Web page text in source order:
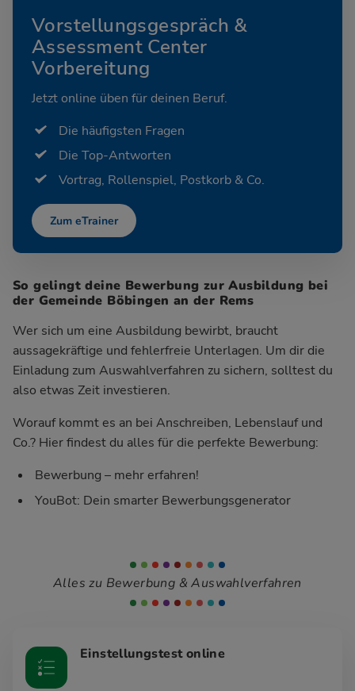
Vorstellungsgespräch &
Assessment Center
Vorbereitung
Jetzt online üben für deinen Beruf.
Die häufigsten Fragen
Die Top-Antworten
Vortrag, Rollenspiel, Postkorb & Co.
Zum eTrainer
So gelingt deine Bewerbung zur Ausbildung bei
der Gemeinde Böbingen an der Rems
Wer sich um eine Ausbildung bewirbt, braucht
aussagekräftige und fehlerfreie Unterlagen. Um dir die
Einladung zum Auswahlverfahren zu sichern, solltest du
also etwas Zeit investieren.
Worauf kommt es an bei Anschreiben, Lebenslauf und
Co.? Hier findest du alles für die perfekte Bewerbung:
Bewerbung – mehr erfahren!
YouBot: Dein smarter Bewerbungsgenerator
Alles zu Bewerbung & Auswahlverfahren
Einstellungstest online